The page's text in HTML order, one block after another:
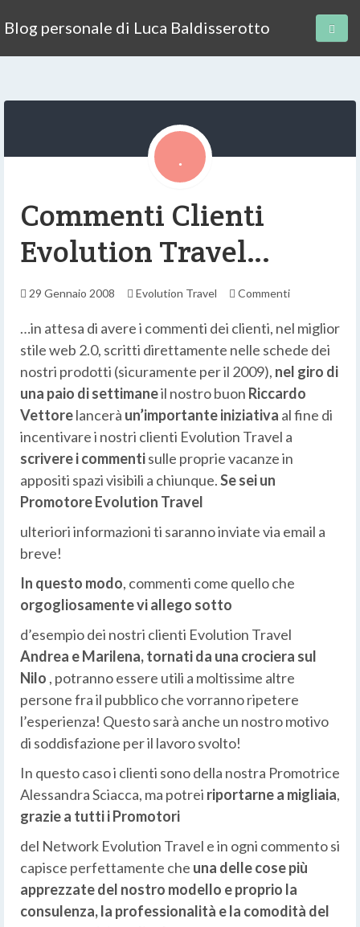
Blog personale di Luca Baldisserotto
Commenti Clienti
Evolution Travel…
29 Gennaio 2008 Evolution Travel Commenti
…in attesa di avere i commenti dei clienti, nel miglior
stile web 2.0, scritti direttamente nelle schede dei
nostri prodotti (sicuramente per il 2009), nel giro di
una paio di settimaneil nostro buon Riccardo
Vettorelancerà un’importante iniziativa al fine di
incentivare i nostri clienti Evolution Travel a
scrivere i commentisulle proprie vacanze in
appositi spazi visibili a chiunque.Se sei un
Promotore Evolution Travel
ulteriori informazioni ti saranno inviate via email a
breve!
In questo modo, commenti come quello che
orgogliosamente vi allego sotto
d’esempio dei nostri clienti Evolution Travel
Andrea e Marilena, tornati da una crociera sul
Nilo , potranno essere utili a moltissime altre
persone fra il pubblico che vorranno ripetere
l’esperienza! Questo sarà anche un nostro motivo
di soddisfazione per il lavoro svolto!
In questo caso i clienti sono della nostra Promotrice
Alessandra Sciacca, ma potrei riportarne a migliaia,
grazie a tutti i Promotori
del Network Evolution Travel e in ogni commento si
capisce perfettamente che una delle cose più
apprezzate del nostro modello e proprio la
consulenza, la professionalità e la comodità del